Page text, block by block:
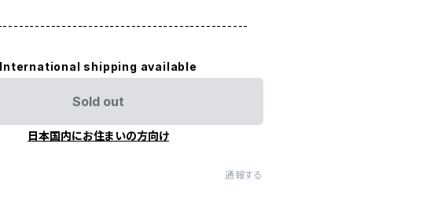
International shipping available
Sold out
日本国内にお住まいの方向け
通報する